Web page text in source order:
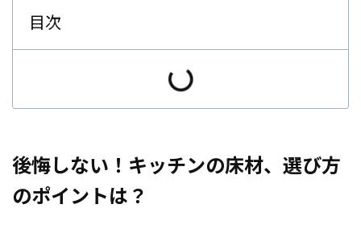
目次
後悔しない！キッチンの床材、選び方
のポイントは？